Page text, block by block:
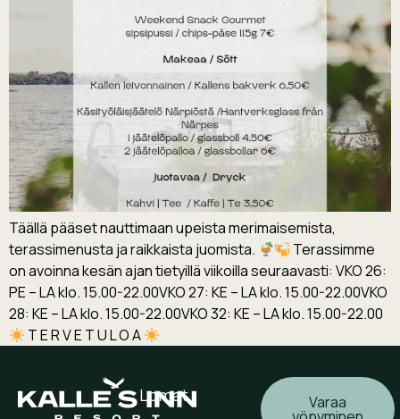
Täällä pääset nauttimaan upeista merimaisemista,
terassimenusta ja raikkaista juomista.
Terassimme
on avoinna kesän ajan tietyillä viikoilla seuraavasti: VKO 26:
PE – LA klo. 15.00-22.00VKO 27: KE – LA klo. 15.00-22.00VKO
28: KE – LA klo. 15.00-22.00VKO 32: KE – LA klo. 15.00-22.00
T E R V E T U L O A
Lomat Varaa